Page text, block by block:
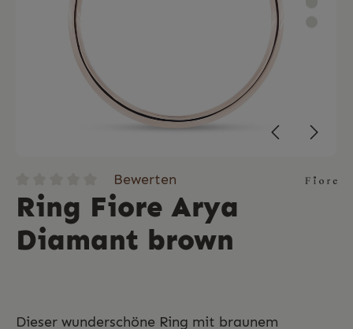
Bewerten
Ring Fiore Arya
Diamant brown
Dieser wunderschöne Ring mit braunem